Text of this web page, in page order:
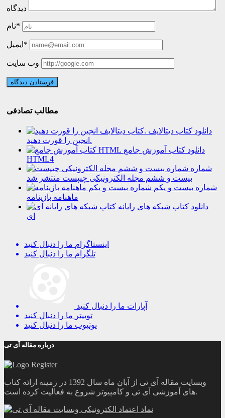
دیدگاه
نام*
ایمیل*
وب سایت
مطالب تصادفی
دانلود کتاب دیتالایف
انجین را قورت دهید.
دانلود کتاب آموزش جامع
HTML4
شماره
بیست و ششم مجله الکترونیکی چیپست منتشر شد
شماره بیست و یکم
ماهنامه بازینامه
دانلود کتاب شبکه های رایانه
ای
اینستاگرام ما را دنبال کنید
تلگرام ما را دنبال کنید
آپارات ما را دنبال کنید
توییتر ما را دنبال کنید
یوتیوب ما را دنبال کنید
درباره مقاله آی تی
وبسایت مقاله آی تی از آبان ماه سال 1392 در زمینه ارائه کتاب
های آموزشی آی تی و کامپیوتر شروع به فعالیت کرده است.